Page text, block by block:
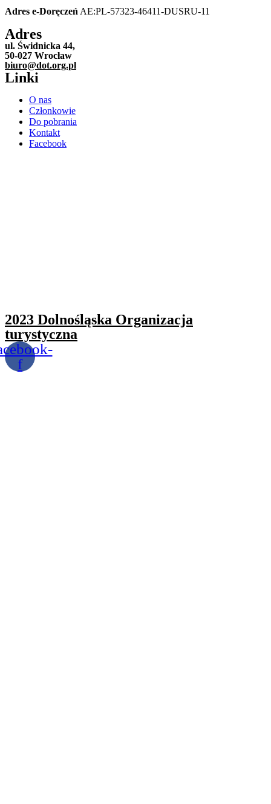
Adres e-Doręczeń AE:PL-57323-46411-DUSRU-11
Adres
ul. Świdnicka 44,
50-027 Wrocław
biuro@dot.org.pl
Linki
O nas
Członkowie
Do pobrania
Kontakt
Facebook
2023 Dolnośląska Organizacja
turystyczna
f